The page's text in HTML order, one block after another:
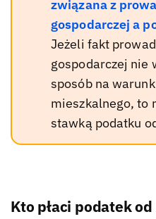
związana z
gospodarczej a
Jeżeli fakt
gospodarczej nie
sposób na
mieszkalnego, to
stawką podatku
Kto płaci podatek